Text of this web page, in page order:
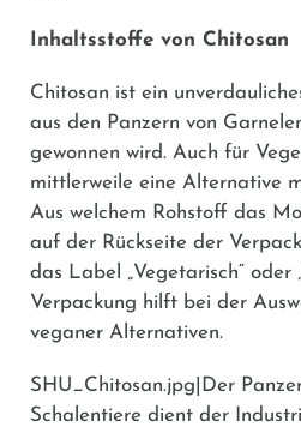
Inhaltsstoffe von Chitosan
Chitosan ist ein
aus den Panzern von
gewonnen wird. Auch für
mittlerweile eine Alternative
Aus welchem Rohstoff das
auf der Rückseite der
das Label „Vegetarisch“ oder
Verpackung hilft bei der
veganer Alternativen.
SHU_Chitosan.jpg|Der
Schalentiere dient der